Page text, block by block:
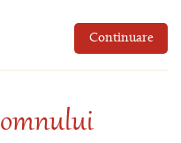
Continuare